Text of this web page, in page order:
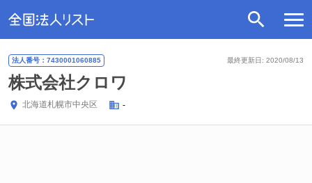
最終更新日: 2020/08/13
法人番号：7430001060885
株式会社クロワ
北海道札幌市中央区 -